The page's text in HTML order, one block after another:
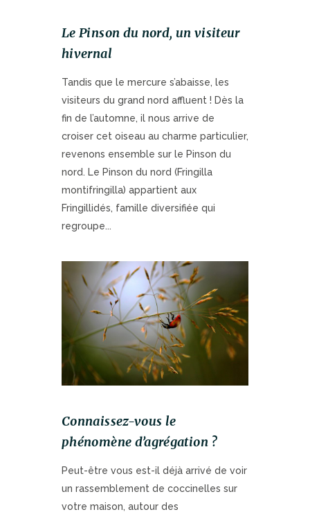
Le Pinson du nord, un visiteur
hivernal
Tandis que le mercure s’abaisse, les
visiteurs du grand nord affluent ! Dès la
fin de l’automne, il nous arrive de
croiser cet oiseau au charme particulier,
revenons ensemble sur le Pinson du
nord. Le Pinson du nord (Fringilla
montifringilla) appartient aux
Fringillidés, famille diversifiée qui
regroupe...
Connaissez-vous le
phénomène d’agrégation ?
Peut-être vous est-il déjà arrivé de voir
un rassemblement de coccinelles sur
votre maison, autour des